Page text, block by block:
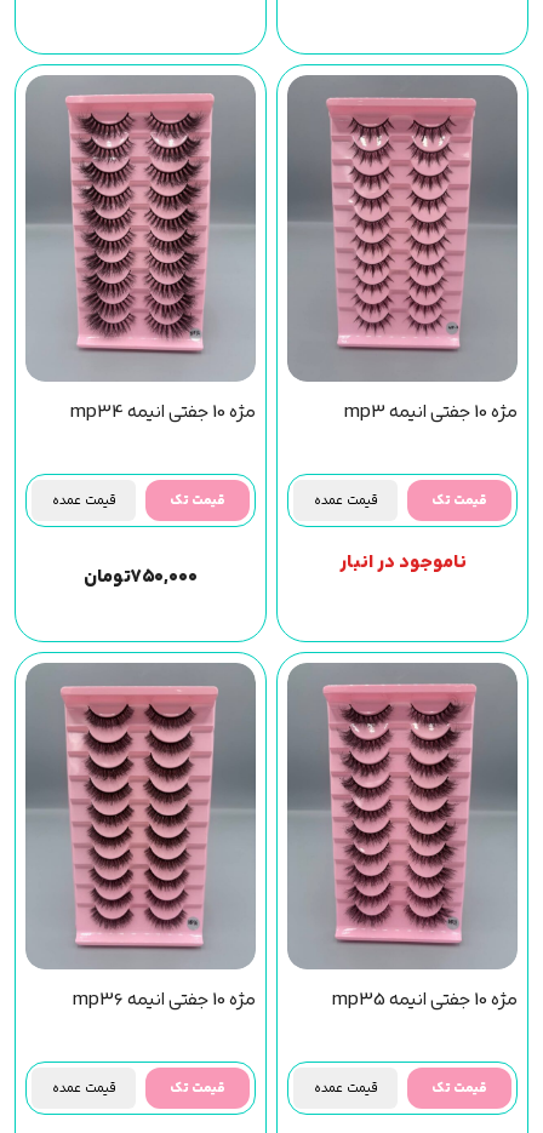
مژه 10 جفتی انیمه mp3
قیمت تک قیمت عمده
ناموجود در انبار
مژه 10 جفتی انیمه mp34
قیمت تک قیمت عمده
۷۵۰,۰۰۰تومان
مژه 10 جفتی انیمه mp35
قیمت تک قیمت عمده
مژه 10 جفتی انیمه mp36
قیمت تک قیمت عمده